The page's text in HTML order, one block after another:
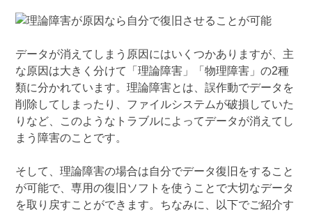
データが消えてしまう原因にはいくつかありますが、主
な原因は大きく分けて「理論障害」「物理障害」の2種
類に分かれています。理論障害とは、誤作動でデータを
削除してしまったり、ファイルシステムが破損していた
りなど、このようなトラブルによってデータが消えてし
まう障害のことです。
そして、理論障害の場合は自分でデータ復旧をすること
が可能で、専用の復旧ソフトを使うことで大切なデータ
を取り戻すことができます。ちなみに、以下でご紹介す